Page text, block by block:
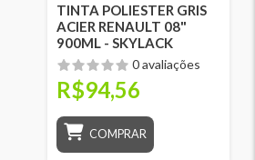
TINTA POLIESTER GRIS
ACIER RENAULT 08"
900ML - SKYLACK
0 avaliações
R$94,56
COMPRAR